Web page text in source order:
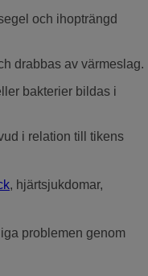
och ihopträngd
drabbas av värmeslag.
bakterier bildas i
i relation till tikens
, hjärtsjukdomar,
problemen genom